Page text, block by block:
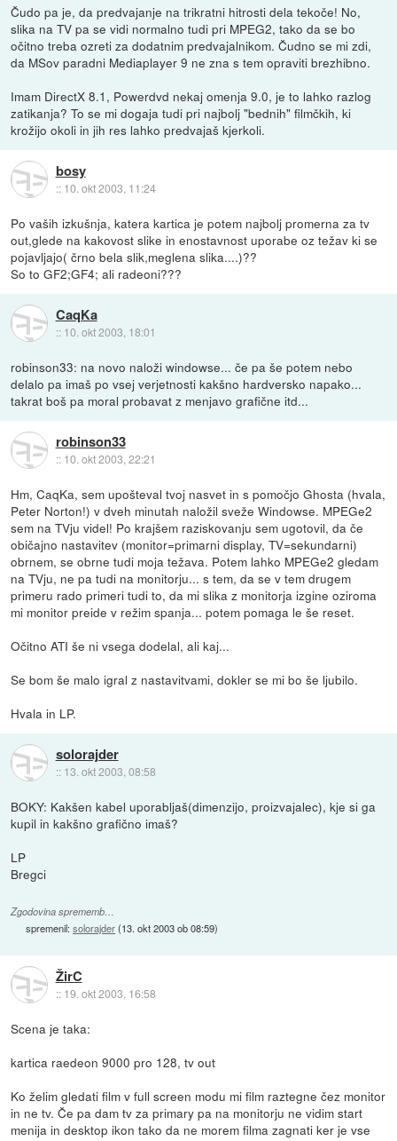
Čudo pa je, da predvajanje na trikratni hitrosti dela tekoče! No,
slika na TV pa se vidi normalno tudi pri MPEG2, tako da se bo
očitno treba ozreti za dodatnim predvajalnikom. Čudno se mi zdi,
da MSov paradni Mediaplayer 9 ne zna s tem opraviti brezhibno.
Imam DirectX 8.1, Powerdvd nekaj omenja 9.0, je to lahko razlog
zatikanja? To se mi dogaja tudi pri najbolj "bednih" filmčkih, ki
krožijo okoli in jih res lahko predvajaš kjerkoli.
bosy
:: 10. okt 2003, 11:24
Po vaših izkušnja, katera kartica je potem najbolj promerna za tv
out,glede na kakovost slike in enostavnost uporabe oz težav ki se
pojavljajo( črno bela slik,meglena slika....)??
So to GF2;GF4; ali radeoni???
CaqKa
:: 10. okt 2003, 18:01
robinson33: na novo naloži windowse... če pa še potem nebo
delalo pa imaš po vsej verjetnosti kakšno hardversko napako...
takrat boš pa moral probavat z menjavo grafične itd...
robinson33
:: 10. okt 2003, 22:21
Hm, CaqKa, sem upošteval tvoj nasvet in s pomočjo Ghosta (hvala,
Peter Norton!) v dveh minutah naložil sveže Windowse. MPEGe2
sem na TVju videl! Po krajšem raziskovanju sem ugotovil, da če
običajno nastavitev (monitor=primarni display, TV=sekundarni)
obrnem, se obrne tudi moja težava. Potem lahko MPEGe2 gledam
na TVju, ne pa tudi na monitorju... s tem, da se v tem drugem
primeru rado primeri tudi to, da mi slika z monitorja izgine oziroma
mi monitor preide v režim spanja... potem pomaga le še reset.
Očitno ATI še ni vsega dodelal, ali kaj...
Se bom še malo igral z nastavitvami, dokler se mi bo še ljubilo.
Hvala in LP.
solorajder
:: 13. okt 2003, 08:58
BOKY: Kakšen kabel uporabljaš(dimenzijo, proizvajalec), kje si ga
kupil in kakšno grafično imaš?
LP
Bregci
Zgodovina sprememb…
spremenil:solorajder(13. okt 2003 ob 08:59)
ŽirC
:: 19. okt 2003, 16:58
Scena je taka:
kartica raedeon 9000 pro 128, tv out
Ko želim gledati film v full screen modu mi film raztegne čez monitor
in ne tv. Če pa dam tv za primary pa na monitorju ne vidim start
menija in desktop ikon tako da ne morem filma zagnati ker je vse